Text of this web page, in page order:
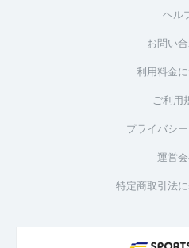
ヘル
お問い
利用料金
ご利用
プライバシ
運営
特定商取引法